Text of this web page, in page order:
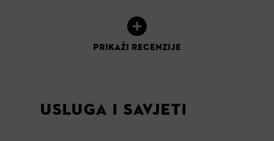
PRIKAŽI RECENZIJE
USLUGA I SAVJETI